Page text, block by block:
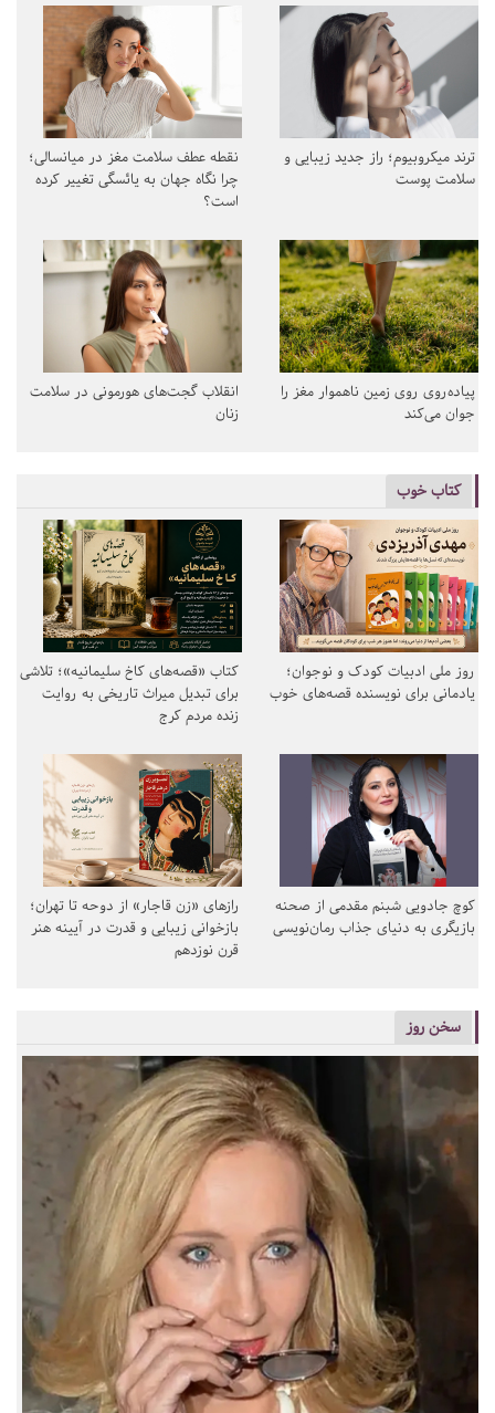
ترند میکروبیوم؛ راز جدید زیبایی و
سلامت پوست
نقطه عطف سلامت مغز در میانسالی؛
چرا نگاه جهان به یائسگی تغییر کرده
است؟
پیاده‌روی روی زمین ناهموار مغز را
جوان می‌کند
انقلاب گجت‌های هورمونی در سلامت
زنان
کتاب خوب
روز ملی ادبیات کودک و نوجوان؛
یادمانی برای نویسنده قصه‌های خوب
کتاب «قصه‌های کاخ سلیمانیه»؛ تلاشی
برای تبدیل میراث تاریخی به روایت
زنده مردم کرج
کوچ جادویی شبنم مقدمی از صحنه
بازیگری به دنیای جذاب رمان‌نویسی
رازهای «زن قاجار» از دوحه تا تهران؛
بازخوانی زیبایی و قدرت در آیینه هنر
قرن نوزدهم
سخن روز